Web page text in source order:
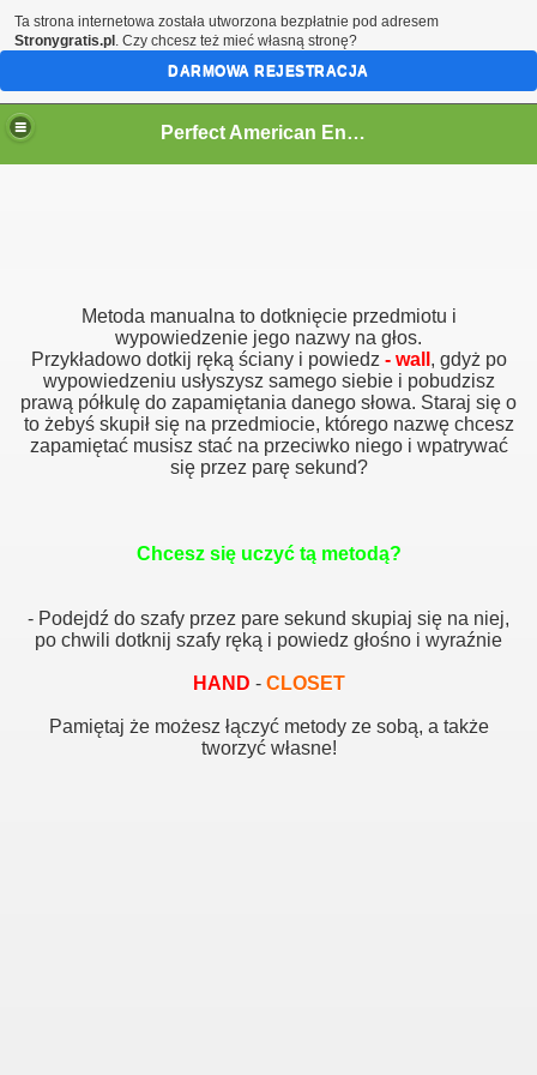
Perfect American English
Metoda manualna to dotknięcie przedmiotu i
wypowiedzenie jego nazwy na głos.
Przykładowo dotkij ręką ściany i powiedz - wall , gdyż po
wypowiedzeniu usłyszysz samego siebie i pobudzisz
prawą półkulę do zapamiętania danego słowa. Staraj się o
to żebyś skupił się na przedmiocie, którego nazwę chcesz
zapamiętać musisz stać na przeciwko niego i wpatrywać
się przez parę sekund?
Chcesz się uczyć tą metodą?
- Podejdź do szafy przez pare sekund skupiaj się na niej,
po chwili dotknij szafy ręką i powiedz głośno i wyraźnie
HAND - CLOSET
Pamiętaj że możesz łączyć metody ze sobą, a także
tworzyć własne!
Ta strona internetowa została utworzona bezpłatnie pod adresem
Stronygratis.pl . Czy chcesz też mieć własną stronę?
DARMOWA REJESTRACJA